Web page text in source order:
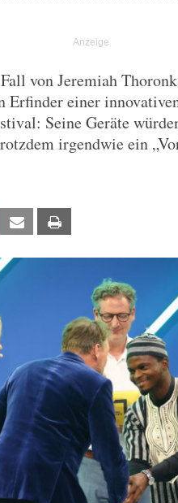
von Jeremiah
Erfinder einer
Seine Geräte
irgendwie ein
Xing Email